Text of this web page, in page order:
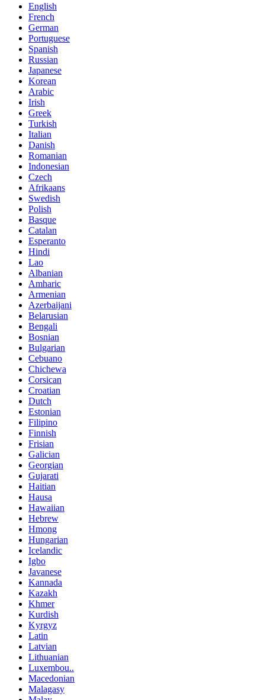
English
French
German
Portuguese
Spanish
Russian
Japanese
Korean
Arabic
Irish
Greek
Turkish
Italian
Danish
Romanian
Indonesian
Czech
Afrikaans
Swedish
Polish
Basque
Catalan
Esperanto
Hindi
Lao
Albanian
Amharic
Armenian
Azerbaijani
Belarusian
Bengali
Bosnian
Bulgarian
Cebuano
Chichewa
Corsican
Croatian
Dutch
Estonian
Filipino
Finnish
Frisian
Galician
Georgian
Gujarati
Haitian
Hausa
Hawaiian
Hebrew
Hmong
Hungarian
Icelandic
Igbo
Javanese
Kannada
Kazakh
Khmer
Kurdish
Kyrgyz
Latin
Latvian
Lithuanian
Luxembou..
Macedonian
Malagasy